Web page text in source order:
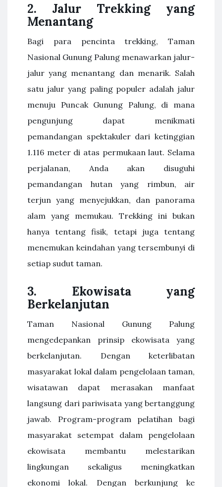
2. Jalur Trekking yang
Menantang
Bagi para pencinta trekking, Taman
Nasional Gunung Palung menawarkan jalur-
jalur yang menantang dan menarik. Salah
satu jalur yang paling populer adalah jalur
menuju Puncak Gunung Palung, di mana
pengunjung dapat menikmati
pemandangan spektakuler dari ketinggian
1.116 meter di atas permukaan laut. Selama
perjalanan, Anda akan disuguhi
pemandangan hutan yang rimbun, air
terjun yang menyejukkan, dan panorama
alam yang memukau. Trekking ini bukan
hanya tentang fisik, tetapi juga tentang
menemukan keindahan yang tersembunyi di
setiap sudut taman.
3. Ekowisata yang
Berkelanjutan
Taman Nasional Gunung Palung
mengedepankan prinsip ekowisata yang
berkelanjutan. Dengan keterlibatan
masyarakat lokal dalam pengelolaan taman,
wisatawan dapat merasakan manfaat
langsung dari pariwisata yang bertanggung
jawab. Program-program pelatihan bagi
masyarakat setempat dalam pengelolaan
ekowisata membantu melestarikan
lingkungan sekaligus meningkatkan
ekonomi lokal. Dengan berkunjung ke